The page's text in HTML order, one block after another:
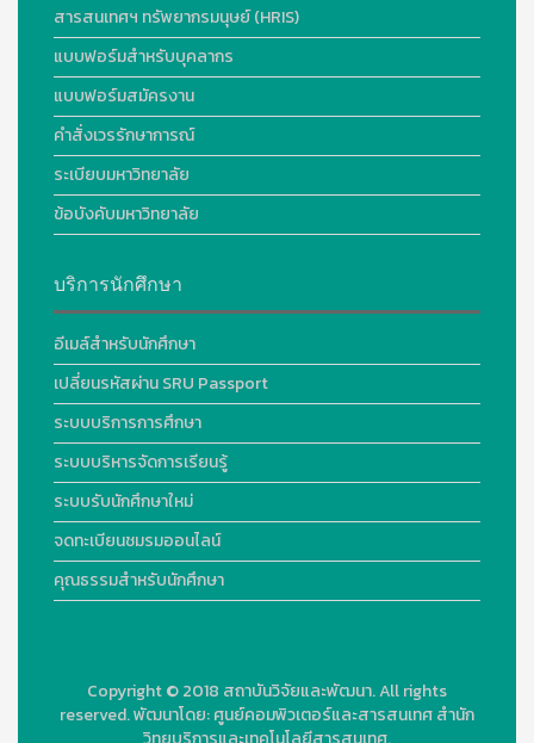
สารสนเทศฯ ทรัพยากรมนุษย์ (HRIS)
แบบฟอร์มสำหรับบุคลากร
แบบฟอร์มสมัครงาน
คำสั่งเวรรักษาการณ์
ระเบียบมหาวิทยาลัย
ข้อบังคับมหาวิทยาลัย
บริการนักศึกษา
อีเมล์สำหรับนักศึกษา
เปลี่ยนรหัสผ่าน SRU Passport
ระบบบริการการศึกษา
ระบบบริหารจัดการเรียนรู้
ระบบรับนักศึกษาใหม่
จดทะเบียนชมรมออนไลน์
คุณธรรมสำหรับนักศึกษา
Copyright © 2018 สถาบันวิจัยและพัฒนา. All rights
reserved.พัฒนาโดย:ศูนย์คอมพิวเตอร์และสารสนเทศ สำนัก